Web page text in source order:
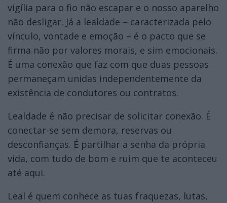
vigília para o fio não escapar e o nosso aparelho
não desligar. Já a lealdade – caracterizada pelo
vínculo, vontade e emoção – é o pacto que se
firma não por valores morais, e sim emocionais.
É uma conexão que faz com que duas pessoas
permaneçam unidas independentemente da
existência de condutores ou contratos.
Lealdade é não precisar de solicitar conexão. É
conectar-se sem demora, reservas ou
desconfianças. É partilhar a senha da própria
vida, com tudo de bom e ruim que te aconteceu
até aqui.
Leal é quem conhece as tuas fraquezas, lutas,